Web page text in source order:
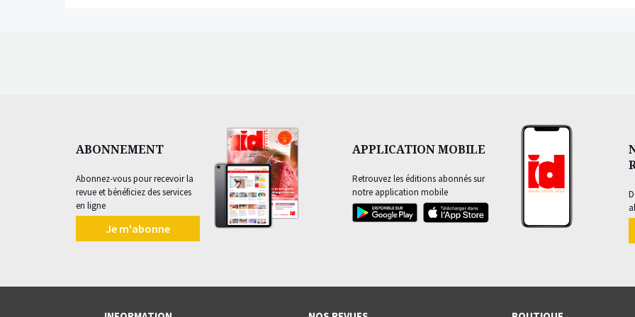
ABONNEMENT
Abonnez-vous pour recevoir la
revue et bénéficiez des services
en ligne
Je m'abonne
APPLICATION MOBILE
Retrouvez les éditions abonnés sur
notre application mobile